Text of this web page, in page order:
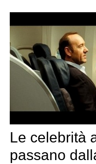
Le celebrità
passano